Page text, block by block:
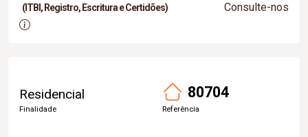
(ITBI, Registro, Escritura e Certidões) Consulte-nos
Residencial
Finalidade
80704
Referência